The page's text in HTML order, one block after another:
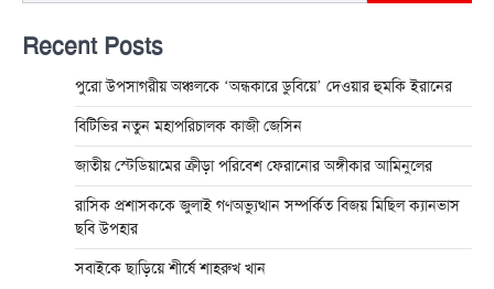
Recent Posts
পুরো উপসাগরীয় অঞ্চলকে ‘অন্ধকারে ডুবিয়ে’ দেওয়ার হুমকি ইরানের
বিটিভির নতুন মহাপরিচালক কাজী জেসিন
জাতীয় স্টেডিয়ামের ক্রীড়া পরিবেশ ফেরানোর অঙ্গীকার আমিনুলের
রাসিক প্রশাসককে জুলাই গণঅভ্যুত্থান সম্পর্কিত বিজয় মিছিল ক্যানভাস
ছবি উপহার
সবাইকে ছাড়িয়ে শীর্ষে শাহরুখ খান